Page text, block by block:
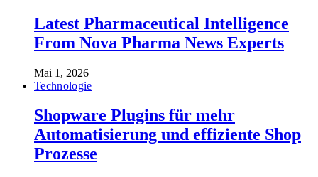
Latest Pharmaceutical Intelligence
From Nova Pharma News Experts
Mai 1, 2026
Technologie
Shopware Plugins für mehr
Automatisierung und effiziente Shop
Prozesse